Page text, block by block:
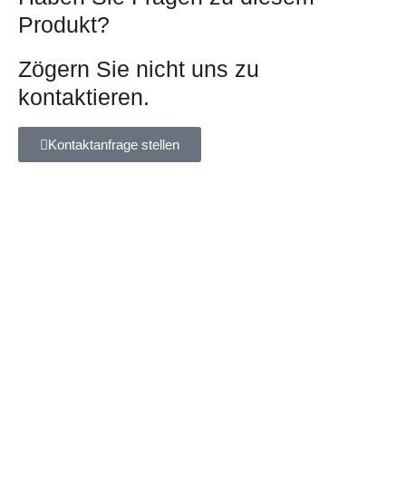
Produkt?
Zögern Sie nicht uns zu
kontaktieren.
Kontaktanfrage stellen